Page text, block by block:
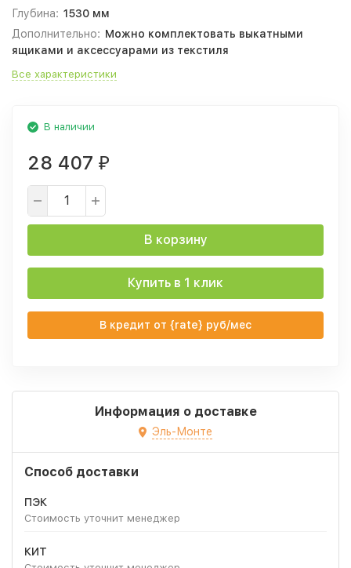
Глубина: 1530 мм
Дополнительно: Можно комплектовать выкатными
ящиками и аксессуарами из текстиля
Все характеристики
В наличии
28 407 ₽
В корзину
Купить в 1 клик
В кредит от {rate} руб/мес
Информация о доставке
Эль-Монте
Способ доставки
ПЭК
Стоимость уточнит менеджер
КИТ